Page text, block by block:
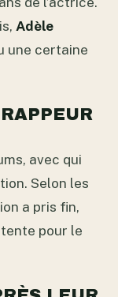
Adèle
une certaine
avec qui
Selon les
a pris fin,
pour le